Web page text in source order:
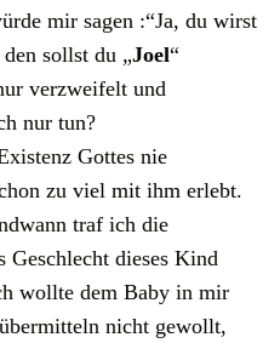
mir sagen :“Ja, du wirst
sollst du „Joel“
verzweifelt und
nur tun?
Gottes nie
zu viel mit ihm erlebt.
traf ich die
Geschlecht dieses Kind
wollte dem Baby in mir
nicht gewollt,